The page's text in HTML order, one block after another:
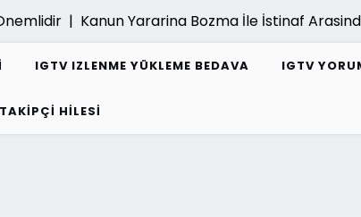
|Kanun Yararina Bozma İle İstinaf Arasindaki
IGTV IZLENME YÜKLEME BEDAVA IGTV
HILESI